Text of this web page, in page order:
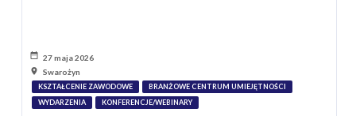
27 maja 2026
Swarożyn
KSZTAŁCENIE ZAWODOWE
BRANŻOWE CENTRUM UMIEJĘTNOŚCI
WYDARZENIA
KONFERENCJE/WEBINARY